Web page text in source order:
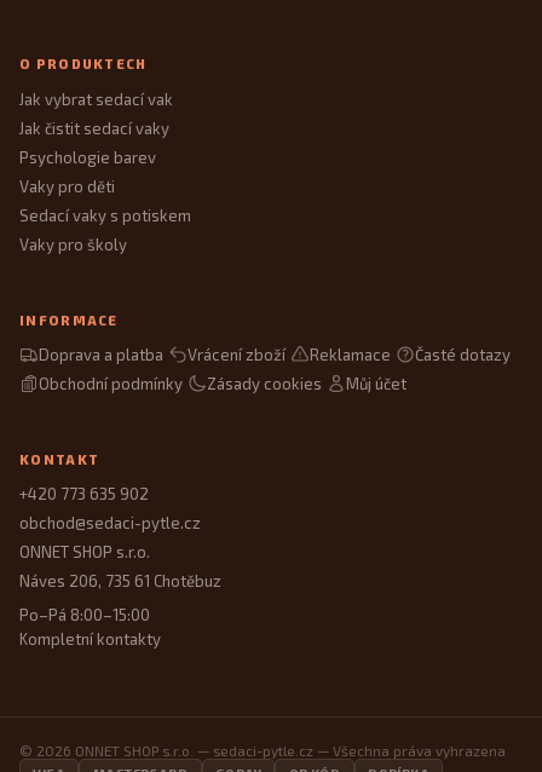
O PRODUKTECH
Jak vybrat sedací vak
Jak čistit sedací vaky
Psychologie barev
Vaky pro děti
Sedací vaky s potiskem
Vaky pro školy
INFORMACE
Doprava a platba Vrácení zboží Reklamace
Časté dotazy
Obchodní podmínky
Zásady cookies Můj účet
KONTAKT
+420 773 635 902
obchod@sedaci-pytle.cz
ONNET SHOP s.r.o.
Náves 206, 735 61 Chotěbuz
Po–Pá 8:00–15:00
Kompletní kontakty
© 2026 ONNET SHOP s.r.o. — sedaci-pytle.cz — Všechna práva vyhrazena